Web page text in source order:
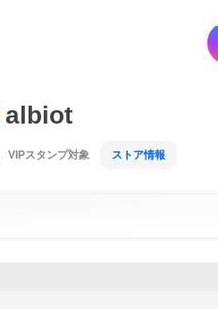
albiot
VIPスタンプ対象 ストア情報